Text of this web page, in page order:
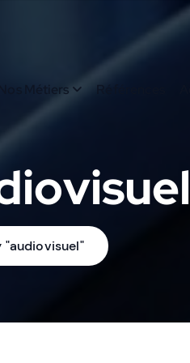
Nos Métiers Références